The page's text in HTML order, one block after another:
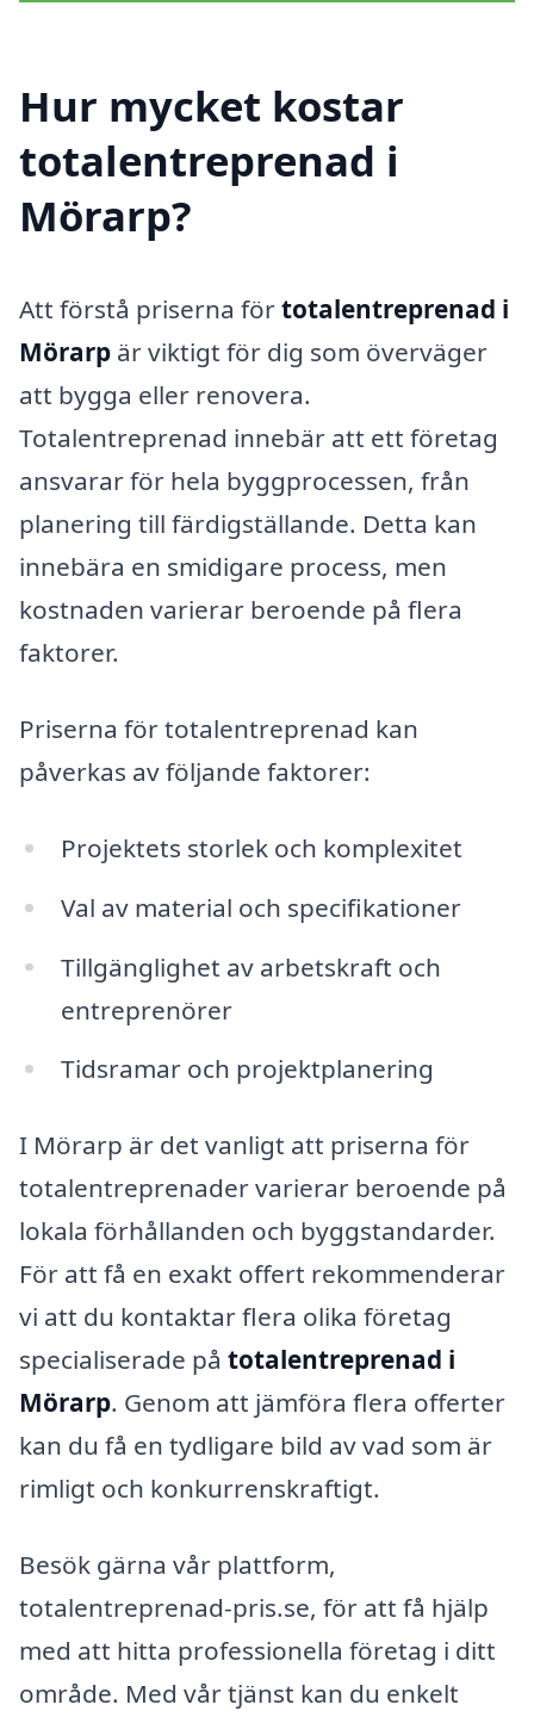
Hur mycket kostar
totalentreprenad i
Mörarp?
Att förstå priserna förtotalentreprenad i
Mörarp är viktigt för dig som överväger
att bygga eller renovera.
Totalentreprenad innebär att ett företag
ansvarar för hela byggprocessen, från
planering till färdigställande. Detta kan
innebära en smidigare process, men
kostnaden varierar beroende på flera
faktorer.
Priserna för totalentreprenad kan
påverkas av följande faktorer:
Projektets storlek och komplexitet
Val av material och specifikationer
Tillgänglighet av arbetskraft och
entreprenörer
Tidsramar och projektplanering
I Mörarp är det vanligt att priserna för
totalentreprenader varierar beroende på
lokala förhållanden och byggstandarder.
För att få en exakt offert rekommenderar
vi att du kontaktar flera olika företag
specialiserade på totalentreprenad i
Mörarp. Genom att jämföra flera offerter
kan du få en tydligare bild av vad som är
rimligt och konkurrenskraftigt.
Besök gärna vår plattform,
totalentreprenad-pris.se, för att få hjälp
med att hitta professionella företag i ditt
område. Med vår tjänst kan du enkelt